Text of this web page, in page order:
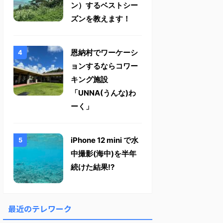
ン）するベストシー
ズンを教えます！
恩納村でワーケーシ
ョンするならコワー
キング施設
「UNNA(うんな)わ
ーく」
iPhone 12 mini で水
中撮影(海中)を半年
続けた結果!?
最近のテレワーク